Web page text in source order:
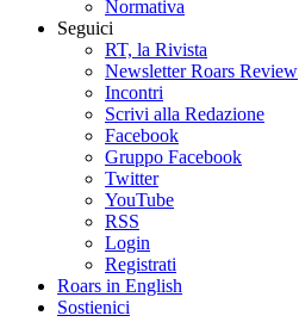
Normativa
Seguici
RT, la Rivista
Newsletter Roars Review
Incontri
Scrivi alla Redazione
Facebook
Gruppo Facebook
Twitter
YouTube
RSS
Login
Registrati
Roars in English
Sostienici